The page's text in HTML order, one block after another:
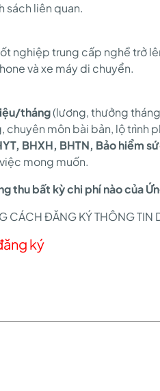
sách liên quan.
nghiệp trung cấp nghề trở
và xe máy di chuyển.
tháng(lương, thưởng
chuyên môn bài bản, lộ trình
BHXH, BHTN, Bảo hiểm
mong muốn.
thu bất kỳ chi phí nào của
CÁCH ĐĂNG KÝ THÔNG TIN
ký